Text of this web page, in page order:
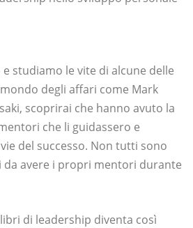
studiamo le vite di alcune delle
degli affari come Mark
scoprirai che hanno avuto la
che li guidassero e
del successo. Non tutti sono
avere i propri mentori durante
di leadership diventa così